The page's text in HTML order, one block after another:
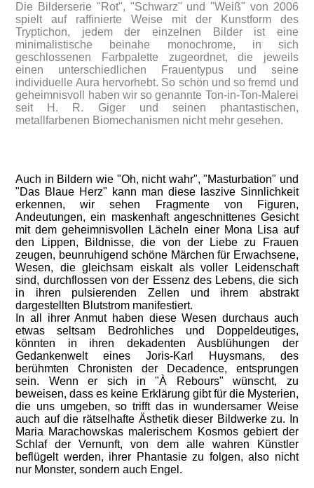
Die Bilderserie "Rot", "Schwarz" und "Weiß" von 2006
spielt auf raffinierte Weise mit der Kunstform des
Tryptichon, jedem der einzelnen Bilder ist eine
minimalistische beinahe monochrome, in sich
geschlossenen Farbpalette zugeordnet, die jeweils
einen unterschiedlichen Frauentypus und seine
individuelle Aura hervorhebt. So schön und so fremd und
geheimnisvoll haben wir so genannte Ton-in-Ton-Malerei
seit H. R. Giger und seinen phantastischen,
metallfarbenen Biomechanismen nicht mehr gesehen.
Auch in Bildern wie "Oh, nicht wahr", "Masturbation" und
"Das Blaue Herz" kann man diese laszive Sinnlichkeit
erkennen, wir sehen Fragmente von Figuren,
Andeutungen, ein maskenhaft angeschnittenes Gesicht
mit dem geheimnisvollen Lächeln einer Mona Lisa auf
den Lippen, Bildnisse, die von der Liebe zu Frauen
zeugen, beunruhigend schöne Märchen für Erwachsene,
Wesen, die gleichsam eiskalt als voller Leidenschaft
sind, durchflossen von der Essenz des Lebens, die sich
in ihren pulsierenden Zellen und ihrem abstrakt
dargestellten Blutstrom manifestiert.
In all ihrer Anmut haben diese Wesen durchaus auch
etwas seltsam Bedrohliches und Doppeldeutiges,
könnten in ihren dekadenten Ausblühungen der
Gedankenwelt eines Joris-Karl Huysmans, des
berühmten Chronisten der Decadence, entsprungen
sein. Wenn er sich in "À Rebours" wünscht, zu
beweisen, dass es keine Erklärung gibt für die Mysterien,
die uns umgeben, so trifft das in wundersamer Weise
auch auf die rätselhafte Ästhetik dieser Bildwerke zu. In
Maria Marachowskas malerischem Kosmos gebiert der
Schlaf der Vernunft, von dem alle wahren Künstler
beflügelt werden, ihrer Phantasie zu folgen, also nicht
nur Monster, sondern auch Engel.